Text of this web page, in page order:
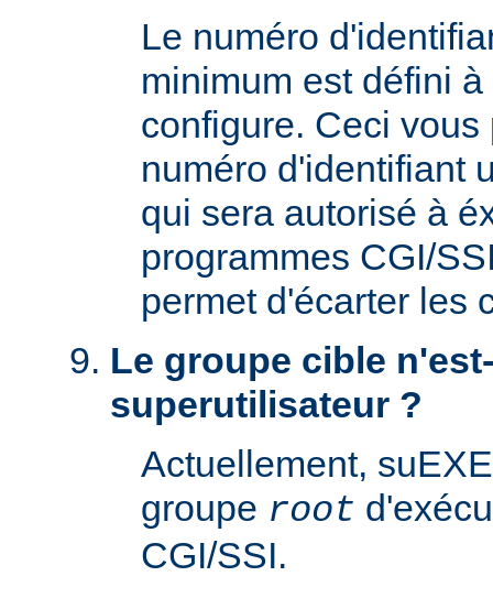
Le numéro
minimum est défini
configure. Ceci
numéro d'identifiant
qui sera autorisé à
programmes CGI/
permet d'écarter les
Le groupe cible
superutilisateur ?
Actuellement,
groupe root
CGI/SSI.